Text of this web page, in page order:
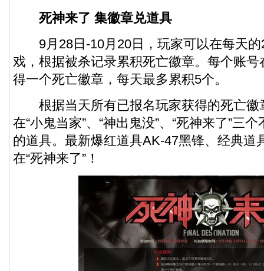
死神来了 集徽章兑道具
9月28日-10月20日，玩家可以在每天的
戏，根据被杀记录累积死亡徽章。每个账
得一个死亡徽章，每天最多累积5个。
根据当天所有已报名玩家获得的死亡徽
在“小鬼当家”、“神出鬼没”、“死神来了”三
的道具。最新爆红道具AK-47黑锋、经典道
在“死神来了”！